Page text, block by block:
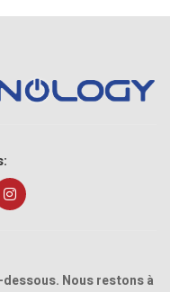
Nous restons à